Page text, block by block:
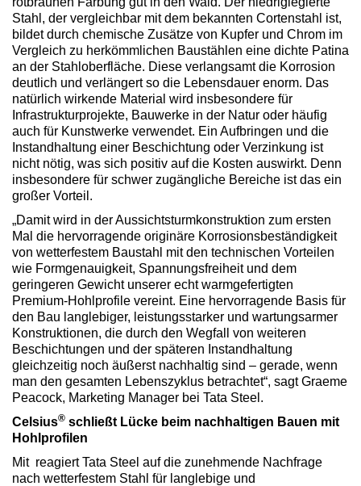
Stahl, der vergleichbar mit dem bekannten Cortenstahl ist,
bildet durch chemische Zusätze von Kupfer und Chrom im
Vergleich zu herkömmlichen Baustählen eine dichte Patina
an der Stahloberfläche. Diese verlangsamt die Korrosion
deutlich und verlängert so die Lebensdauer enorm. Das
natürlich wirkende Material wird insbesondere für
Infrastrukturprojekte, Bauwerke in der Natur oder häufig
auch für Kunstwerke verwendet. Ein Aufbringen und die
Instandhaltung einer Beschichtung oder Verzinkung ist
nicht nötig, was sich positiv auf die Kosten auswirkt. Denn
insbesondere für schwer zugängliche Bereiche ist das ein
großer Vorteil.
„Damit wird in der Aussichtsturmkonstruktion zum ersten
Mal die hervorragende originäre Korrosionsbeständigkeit
von wetterfestem Baustahl mit den technischen Vorteilen
wie Formgenauigkeit, Spannungsfreiheit und dem
geringeren Gewicht unserer echt warmgefertigten
Premium-Hohlprofile vereint. Eine hervorragende Basis für
den Bau langlebiger, leistungsstarker und wartungsarmer
Konstruktionen, die durch den Wegfall von weiteren
Beschichtungen und der späteren Instandhaltung
gleichzeitig noch äußerst nachhaltig sind – gerade, wenn
man den gesamten Lebenszyklus betrachtet“, sagt Graeme
Peacock, Marketing Manager bei Tata Steel.
Celsius® schließt Lücke beim nachhaltigen Bauen mit
Hohlprofilen
Mit reagiert Tata Steel auf die zunehmende Nachfrage
nach wetterfestem Stahl für langlebige und